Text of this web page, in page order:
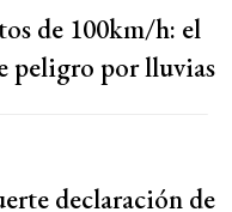
de 100km/h: el
peligro por lluvias
declaración de